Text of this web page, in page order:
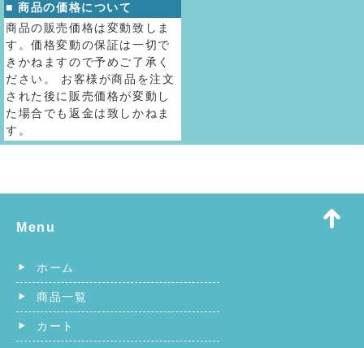
■ 商品の価格について
商品の販売価格は変動致しま
す。価格変動の保証は一切で
きかねますので予めご了承く
ださい。 お客様が商品を注文
された後に販売価格が変動し
た場合でも返金は致しかねま
す。
Menu
ホーム
商品一覧
カート